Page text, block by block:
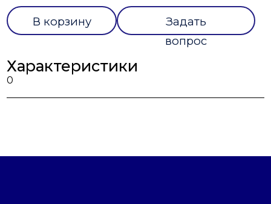
В корзину
Задать
вопрос
Характеристики
0